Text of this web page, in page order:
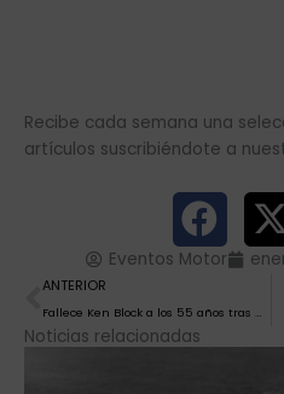
Recibe cada semana una
artículos suscribiéndote a
Eventos Motor
Ant
ANTERIOR
Fallece Ken Block a los 55 años tras un accidente con una moto de nieve
Noticias relacionadas